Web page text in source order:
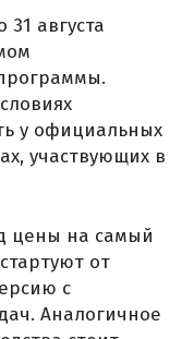
августа
у официальных
участвующих в
цены на самый
от
с
Аналогичное